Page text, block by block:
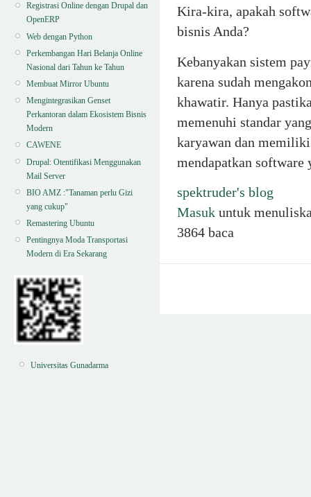
Registrasi Online dengan Drupal dan
OpenERP
Web dengan Python
Perkembangan Hari Belanja Online
Nasional dari Tahun ke Tahun
Membuat Mirror Ubuntu
Mengintegrasikan Genset
Perkantoran dalam Ekosistem Bisnis
Modern
CAWENE
Drupal: Otentifikasi Menggunakan
Mail Server
BIO AMZ :"Tanaman perlu Gizi
yang cukup"
Remastering Ubuntu
Pentingnya Moda Transportasi
Modern di Era Sekarang
Universitas Gunadarma
Kira-kira, apakah
bisnis Anda?
Kebanyakan sistem
karena sudah
khawatir. Hanya
memenuhi standar
karyawan dan
mendapatkan software
spektruder's blog
Masuk untuk
3864 baca